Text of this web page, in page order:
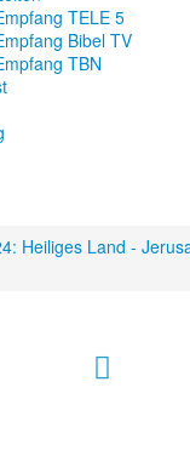
TELE 5
Bibel TV
TBN
Heiliges Land -